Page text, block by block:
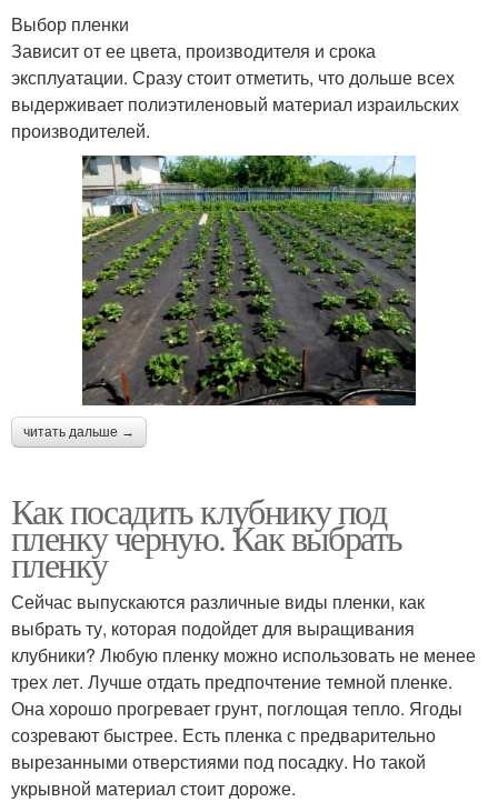
Выбор пленки
Зависит от ее цвета, производителя и срока
эксплуатации. Сразу стоит отметить, что дольше всех
выдерживает полиэтиленовый материал израильских
производителей.
читать дальше →
Как посадить клубнику под
пленку черную. Как выбрать
пленку
Сейчас выпускаются различные виды пленки, как
выбрать ту, которая подойдет для выращивания
клубники? Любую пленку можно использовать не менее
трех лет. Лучше отдать предпочтение темной пленке.
Она хорошо прогревает грунт, поглощая тепло. Ягоды
созревают быстрее. Есть пленка с предварительно
вырезанными отверстиями под посадку. Но такой
укрывной материал стоит дороже.